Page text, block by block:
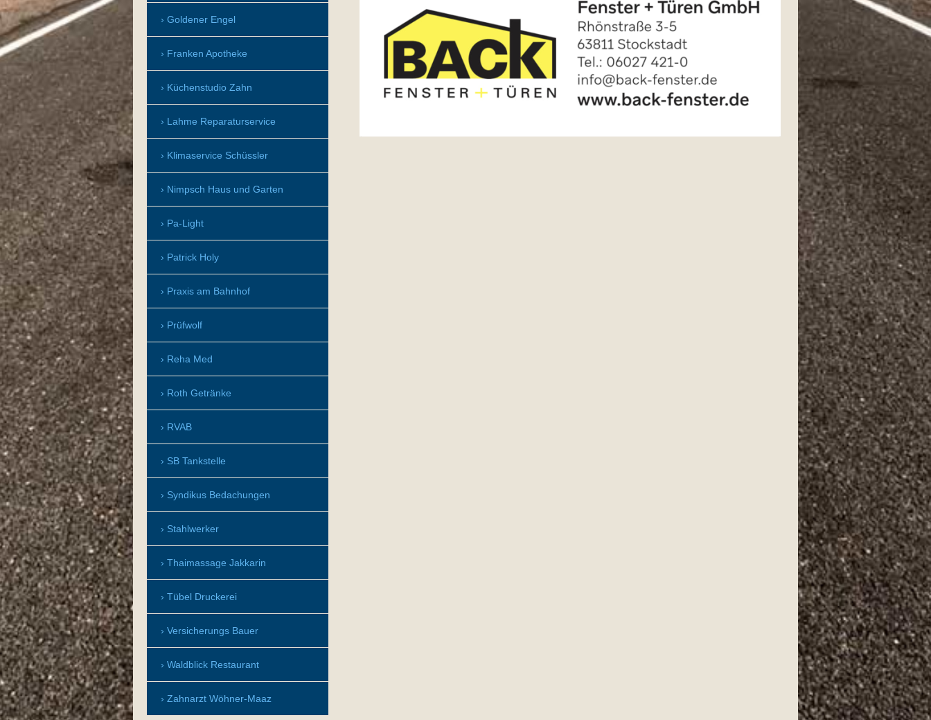
Goldener Engel
Franken Apotheke
Küchenstudio Zahn
Lahme Reparaturservice
Klimaservice Schüssler
Nimpsch Haus und Garten
Pa-Light
Patrick Holy
Praxis am Bahnhof
Prüfwolf
Reha Med
Roth Getränke
RVAB
SB Tankstelle
Syndikus Bedachungen
Stahlwerker
Thaimassage Jakkarin
Tübel Druckerei
Versicherungs Bauer
Waldblick Restaurant
Zahnarzt Wöhner-Maaz